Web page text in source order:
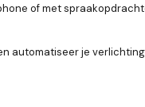
of met
automatiseer je